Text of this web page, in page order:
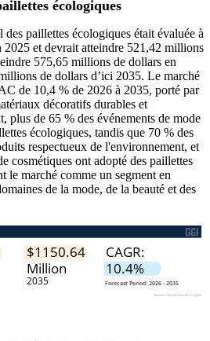
écologiques
paillettes écologiques était évaluée à
et devrait atteindre 521,42 millions
575,65 millions de dollars en
de dollars d’ici 2035. Le marché
de 10,4 % de 2026 à 2035, porté par
décoratifs durables et
plus de 65 % des événements de mode
écologiques, tandis que 70 % des
respectueux de l'environnement, et
cosmétiques ont adopté des paillettes
le marché comme un segment en
de la mode, de la beauté et des